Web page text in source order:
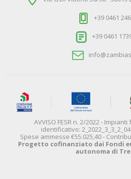
+39 0461
+39 0461
AVVISO FESR n. 2/2022 -
identificativo:
Spese ammesse €55.025,40 -
Progetto cofinanziato dai Fondi
autonoma di